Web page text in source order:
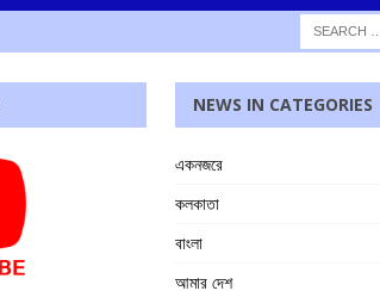
NEWS IN CATEGORIES
একনজরে
কলকাতা
বাংলা
আমার দেশ